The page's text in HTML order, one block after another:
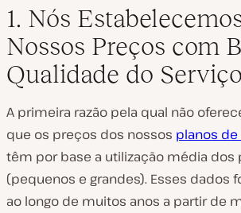
1. Nós
Nossos Preços com
Qualidade do Serviço
A primeira razão pela qual não
que os preços dos nossos planos
têm por base a utilização média dos
(pequenos e grandes). Esses dados
ao longo de muitos anos a partir de